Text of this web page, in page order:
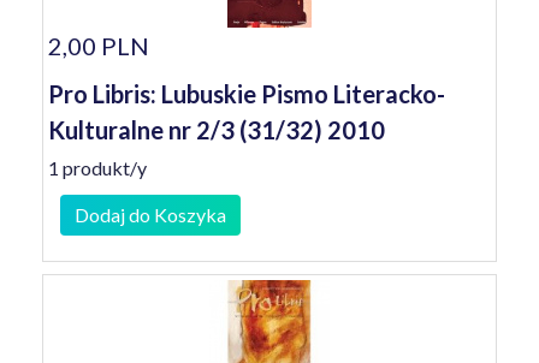
2,00 PLN
Pro Libris: Lubuskie Pismo Literacko-
Kulturalne nr 2/3 (31/32) 2010
1 produkt/y
Dodaj do Koszyka